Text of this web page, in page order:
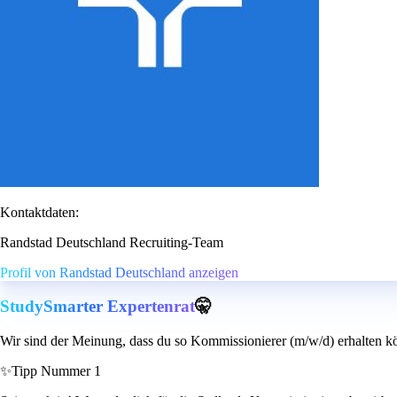
Kontaktdaten:
Randstad Deutschland Recruiting-Team
Profil von Randstad Deutschland anzeigen
StudySmarter Expertenrat🤫
Wir sind der Meinung, dass du so Kommissionierer (m/w/d) erhalten
✨Tipp Nummer 1